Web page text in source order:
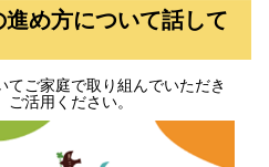
進め方について話して
ご家庭で取り組んでいただき
ご活用ください。